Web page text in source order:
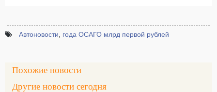
Автоновости года ОСАГО млрд первой рублей
Похожие новости
Другие новости сегодня